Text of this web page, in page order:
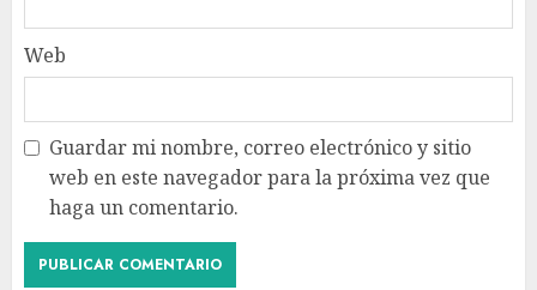
Web
Guardar mi nombre, correo electrónico y sitio
web en este navegador para la próxima vez que
haga un comentario.